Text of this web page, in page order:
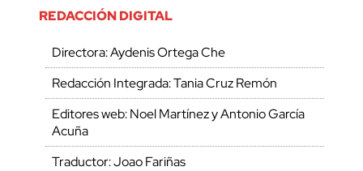
REDACCIÓN DIGITAL
Directora: Aydenis Ortega Che
Redacción Integrada: Tania Cruz Remón
Editores web: Noel Martínez y Antonio García
Acuña
Traductor: Joao Fariñas